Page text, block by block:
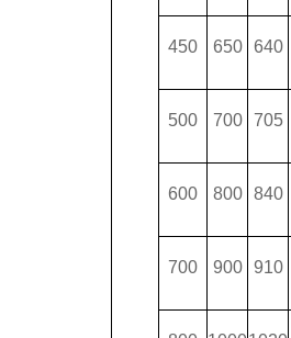
450 650 640
500 700 705
600 800 840
700 900 910